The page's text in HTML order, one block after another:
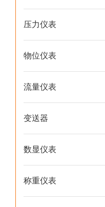
压力仪表
物位仪表
流量仪表
变送器
数显仪表
称重仪表